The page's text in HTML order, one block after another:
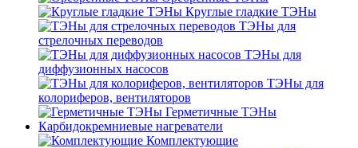
Круглые гладкие ТЭНы
ТЭНы для
стрелочных переводов
ТЭНы для
диффузионных насосов
ТЭНы для
колориферов, вентиляторов
Герметичные ТЭНы
Карбидокремниевые нагреватели
Комплектующие